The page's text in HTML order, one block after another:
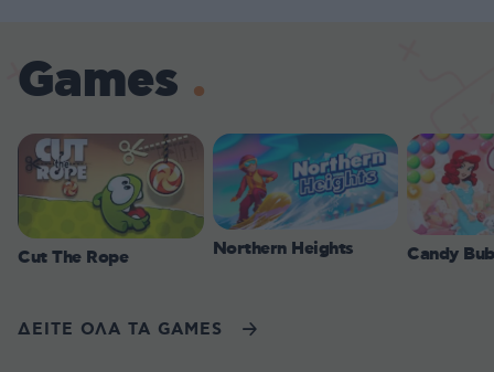
Games
Cut The Rope Northern Heights Candy
ΔΕΙΤΕ ΟΛΑ ΤΑ GAMES